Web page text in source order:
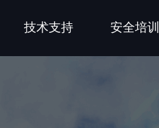
技术支持 安全培训